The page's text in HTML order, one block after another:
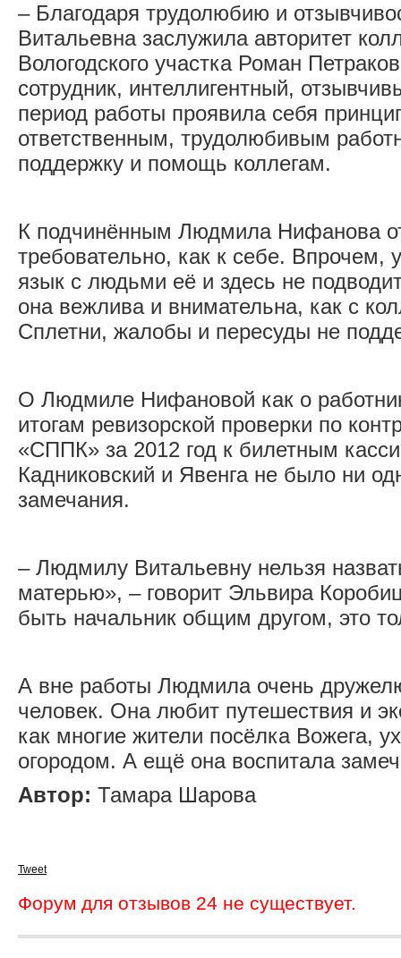
– Благодаря трудолюбию и
Витальевна заслужила авторитет
Вологодского участка Роман
сотрудник, интеллигентный,
период работы проявила себя
ответственным, трудолюбивым
поддержку и помощь коллегам.
К подчинённым Людмила Нифанова
требовательно, как к себе. Впрочем,
язык с людьми её и здесь не
она вежлива и внимательна, как с
Сплетни, жалобы и пересуды не
О Людмиле Нифановой как о
итогам ревизорской проверки по
«СППК» за 2012 год к билетным
Кадниковский и Явенга не было ни
замечания.
– Людмилу Витальевну нельзя
матерью», – говорит Эльвира
быть начальник общим другом, это
А вне работы Людмила очень
человек. Она любит путешествия и
как многие жители посёлка Вожега,
огородом. А ещё она воспитала
Автор: Тамара Шарова
Tweet
Форум для отзывов 24 не существует.